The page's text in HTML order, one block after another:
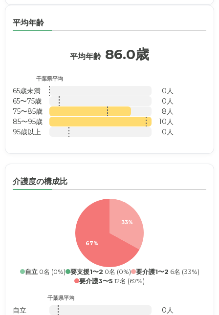
平均年齢
平均年齢 86.0歳
千葉県平均
65歳未満
0人
65〜75歳
0人
75〜85歳
8人
85〜95歳
10人
95歳以上
0人
介護度の構成比
33%
67%
自立0名 (0%) 要支援1〜2 0名 (0%) 要介護1〜2 6名 (33%)
要介護3〜5 12名 (67%)
千葉県平均
自立
0人